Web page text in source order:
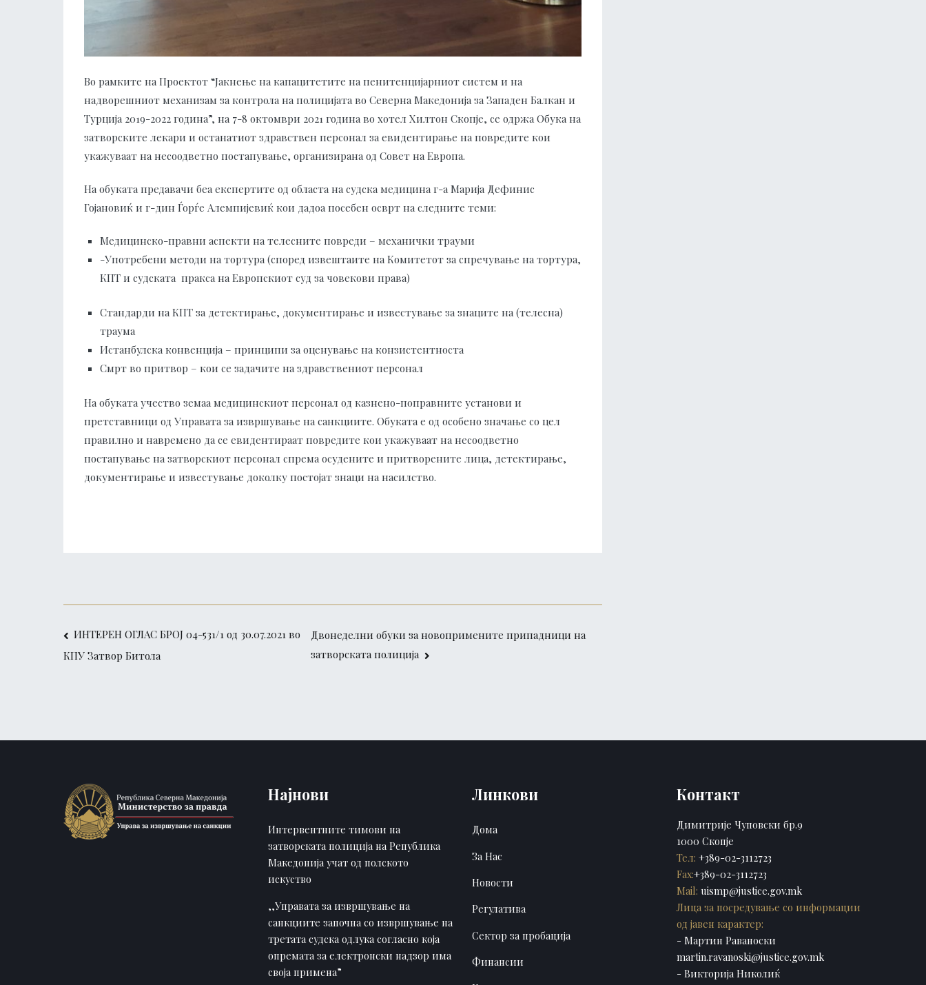
Во рамките на Проектот “Јакнење на капацитетите на пенитенцијарниот систем и на
надворешниот механизам за контрола на полицијата во Северна Македонија за Западен Балкан и
Турција 2019-2022 година”, на 7-8 октомври 2021 година во хотел Хилтон Скопје, се одржа Обука на
затворските лекари и останатиот здравствен персонал за евидентирање на повредите кои
укажуваат на несоодветно постапување, организирана од Совет на Европа.
На обуката предавачи беа експертите од областа на судска медицина г-а Марија Дефинис
Гојановиќ и г-дин Ѓорѓе Алемпијевиќ кои дадоа посебен осврт на следните теми:
Медицинско-правни аспекти на телесните повреди – механички трауми
-Употребени методи на тортура (според извештаите на Комитетот за спречување на тортура,
КПТ и судската пракса на Европскиот суд за човекови права)
Стандарди на КПТ за детектирање, документирање и известување за знаците на (телесна)
траума
Истанбулска конвенција – принципи за оценување на конзистентноста
Смрт во притвор – кои се задачите на здравствениот персонал
На обуката учество земаа медицинскиот персонал од казнено-поправните установи и
претставници од Управата за извршување на санкциите. Обуката е од особено значање со цел
правилно и навремено да се евидентираат повредите кои укажуваат на несоодветно
постапување на затворскиот персонал спрема осудените и притворените лица, детектирање,
документирање и известување доколку постојат знаци на насилство.
Post
navigation
ИНТЕРЕН ОГЛАС БРОЈ 04-531/1 од 30.07.2021 во
КПУ Затвор Битола
Двонеделни обуки за новопримените припадници на
затворската полиција
Најнови
Интервентните тимови на
затворската полиција на Република
Македонија учат од полското
искуство
,,Управата за извршување на
санкциите започна со извршување на
третата судска одлука согласно која
опремата за електронски надзор има
своја примена”
Линкови
Дома
За Нас
Новости
Регулатива
Сектор за пробација
Финансии
Контакт
Димитрије Чуповски бр.9
1000 Скопје
Тел: +389-02-3112723
Fax:+389-02-3112723
Mail: uismp@justice.gov.mk
Лица за посредување со информации
од јавен карактер:
- Мартин Раваноски
martin.ravanoski@justice.gov.mk
- Викторија Николиќ